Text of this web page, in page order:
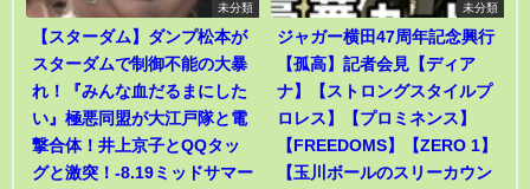
未分類
【スターダム】ダンプ松本が
スターダムで制御不能の大暴
れ！『みんな血だるまにした
い』極悪同盟が大江戸隊と電
撃合体！井上京子とQQタッ
グと激突！-8.19ミッドサマー
未分類
ジャガー横田47周年記念興行
【孤高】記者会見【ディア
ナ】【ストロングスタイルプ
ロレス】【プロミネンス】
【FREEDOMS】【ZERO 1】
【玉川ボールのスリーカウン